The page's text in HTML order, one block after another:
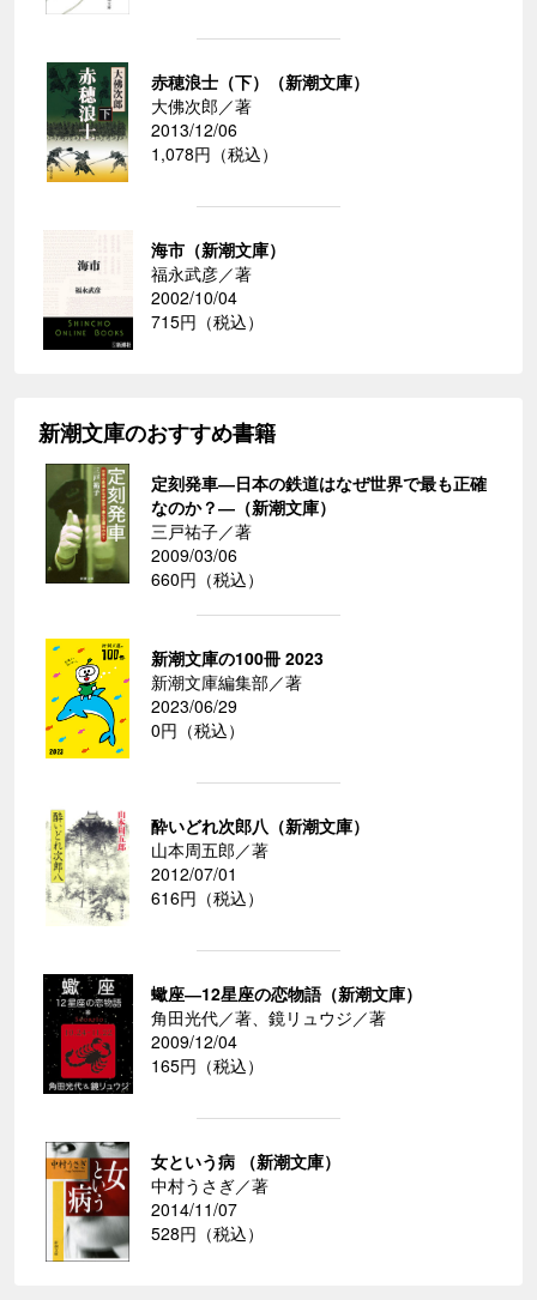
赤穂浪士（下）（新潮文庫）
大佛次郎／著
2013/12/06
1,078円（税込）
海市（新潮文庫）
福永武彦／著
2002/10/04
715円（税込）
新潮文庫のおすすめ書籍
定刻発車―日本の鉄道はなぜ世界で最も正確
なのか？―（新潮文庫）
三戸祐子／著
2009/03/06
660円（税込）
新潮文庫の100冊 2023
新潮文庫編集部／著
2023/06/29
0円（税込）
酔いどれ次郎八（新潮文庫）
山本周五郎／著
2012/07/01
616円（税込）
蠍座―12星座の恋物語（新潮文庫）
角田光代／著、鏡リュウジ／著
2009/12/04
165円（税込）
女という病 （新潮文庫）
中村うさぎ／著
2014/11/07
528円（税込）